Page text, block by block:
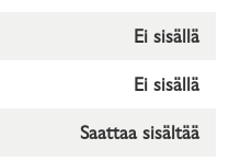
Ei sisällä
Ei sisällä
Saattaa sisältää